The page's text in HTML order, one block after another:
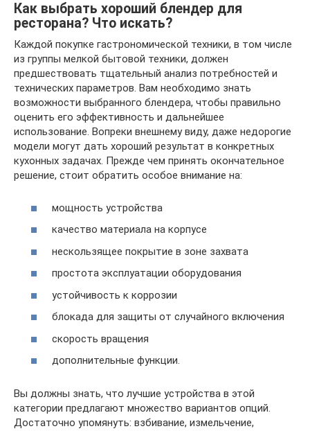
Как выбрать хороший блендер для
ресторана? Что искать?
Каждой покупке гастрономической техники, в том числе
из группы мелкой бытовой техники, должен
предшествовать тщательный анализ потребностей и
технических параметров. Вам необходимо знать
возможности выбранного блендера, чтобы правильно
оценить его эффективность и дальнейшее
использование. Вопреки внешнему виду, даже недорогие
модели могут дать хороший результат в конкретных
кухонных задачах. Прежде чем принять окончательное
решение, стоит обратить особое внимание на:
мощность устройства
качество материала на корпусе
нескользящее покрытие в зоне захвата
простота эксплуатации оборудования
устойчивость к коррозии
блокада для защиты от случайного включения
скорость вращения
дополнительные функции.
Вы должны знать, что лучшие устройства в этой
категории предлагают множество вариантов опций.
Достаточно упомянуть: взбивание, измельчение,